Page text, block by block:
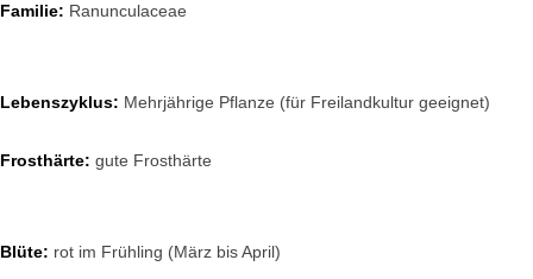
Familie: Ranunculaceae
Lebenszyklus: Mehrjährige Pflanze (für Freilandkultur geeignet)
Frosthärte: gute Frosthärte
Blüte: rot im Frühling (März bis April)